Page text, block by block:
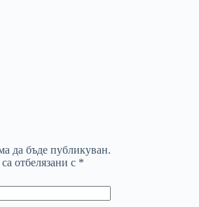
да бъде публикуван.
отбелязани с *